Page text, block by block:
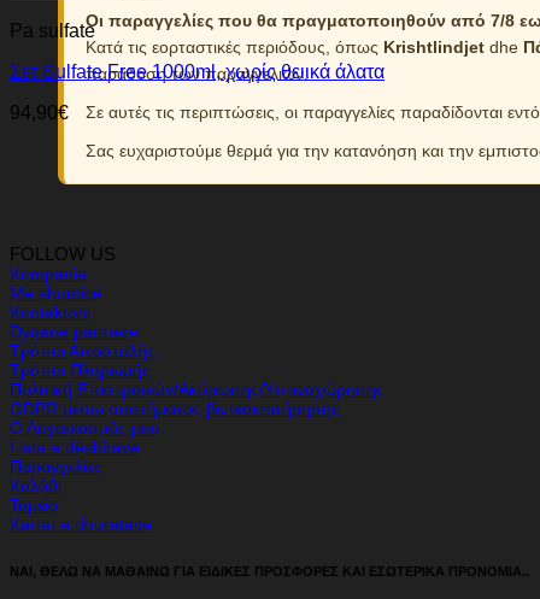
Οι παραγγελίες που θα πραγματοποιηθούν από 7/8
Κατά τις εορταστικές περιόδους, όπως Krishtlindjet dhe
παράδοση των παραγγελιών.
Σε αυτές τις περιπτώσεις, οι παραγγελίες παραδίδονται
Σας ευχαριστούμε θερμά για την κατανόηση και την
Pa sulfate
Σετ Sulfate Free 1000ml, χωρίς θειικά άλατα
94,90€
FOLLOW US
Kompania
Me shumicë
Kontaktoni
Dyqane partnere
Τρόποι Αποστολής
Τρόποι Πληρωμής
Πολιτική Επιστροφών/Ακύρωσης/Υπαναχώρησης
GDPR μέσω συστήματος βιντεοεπιτήρησης
Ο Λογαριασμός μου
Lista e dëshirave
Παραγγελίες
Καλάθι
Ταμείο
Kartat e dhuratave
ΝΑΙ, ΘΕΛΩ ΝΑ ΜΑΘΑΙΝΩ ΓΙΑ ΕΙΔΙΚΕΣ ΠΡΟΣΦΟΡΕΣ ΚΑΙ ΕΣΩΤΕΡΙΚΑ ΠΡΟΝΟΜΙΑ..